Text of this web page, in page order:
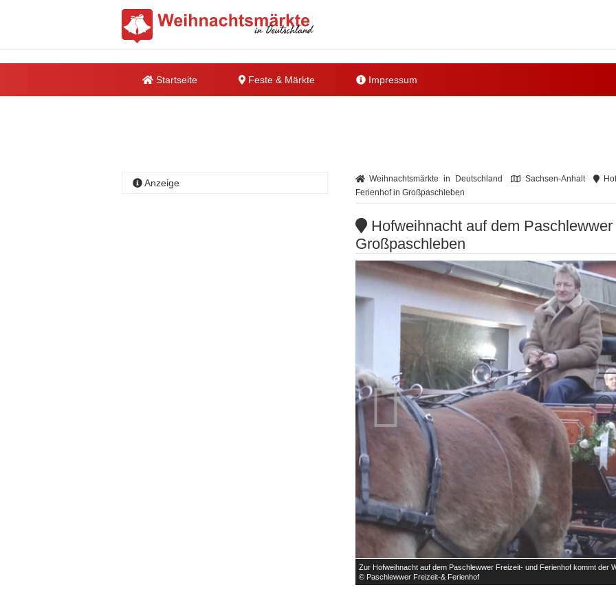
Startseite Feste & Märkte Impressum
Weihnachtsmärkte in Deutschland Sachsen-Anhalt
Ferienhof in Großpaschleben
Hofweihnacht auf dem
Großpaschleben
Zur Hofweihnacht auf dem Paschlewwer Freizeit- und Ferienhof kommt der
© Paschlewwer Freizeit-& Ferienhof

Anzeige